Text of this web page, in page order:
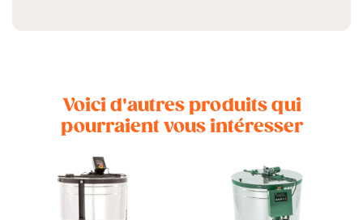
Voici d'autres produits qui
pourraient vous intéresser